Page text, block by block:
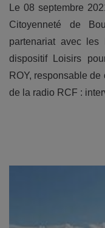
Le 08 septembre
Citoyenneté de
partenariat avec les
dispositif Loisirs
ROY, responsable
de la radio RCF :